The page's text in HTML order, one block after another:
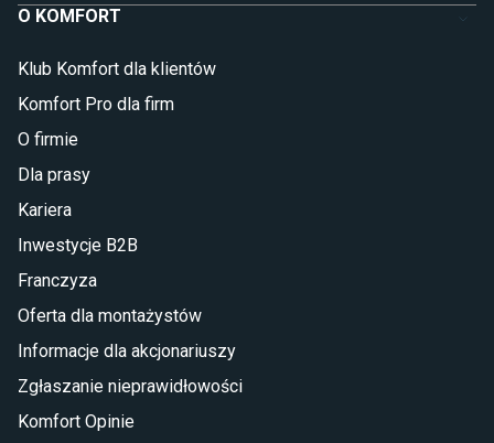
O KOMFORT
Klub Komfort dla klientów
Komfort Pro dla firm
O firmie
Dla prasy
Kariera
Inwestycje B2B
Franczyza
Oferta dla montażystów
Informacje dla akcjonariuszy
Zgłaszanie nieprawidłowości
Komfort Opinie